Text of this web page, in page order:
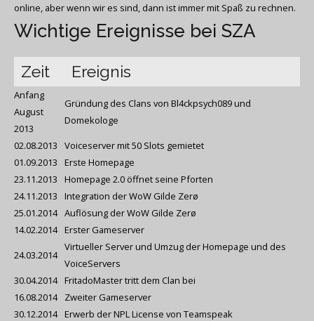
online, aber wenn wir es sind, dann ist immer mit Spaß zu rechnen.
Wichtige Ereignisse bei SZA
Zeit Ereignis
Anfang
August
2013
Gründung des Clans von Bl4ckpsych089 und
Domekologe
02.08.2013
Voiceserver mit 50 Slots gemietet
01.09.2013
Erste Homepage
23.11.2013
Homepage 2.0 öffnet seine Pforten
24.11.2013
Integration der WoW Gilde Zerø
25.01.2014 Auflösung der WoW Gilde Zerø
14.02.2014 Erster Gameserver
24.03.2014
Virtueller Server und Umzug der Homepage und des
VoiceServers
30.04.2014 FritadoMaster tritt dem Clan bei
16.08.2014
Zweiter Gameserver
30.12.2014 Erwerb der NPL License von Teamspeak